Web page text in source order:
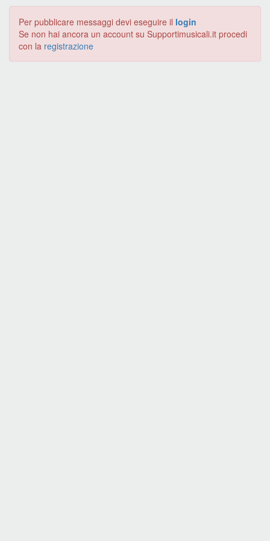
Per pubblicare messaggi devi eseguire il login
Se non hai ancora un account su Supportimusicali.it procedi
con la registrazione